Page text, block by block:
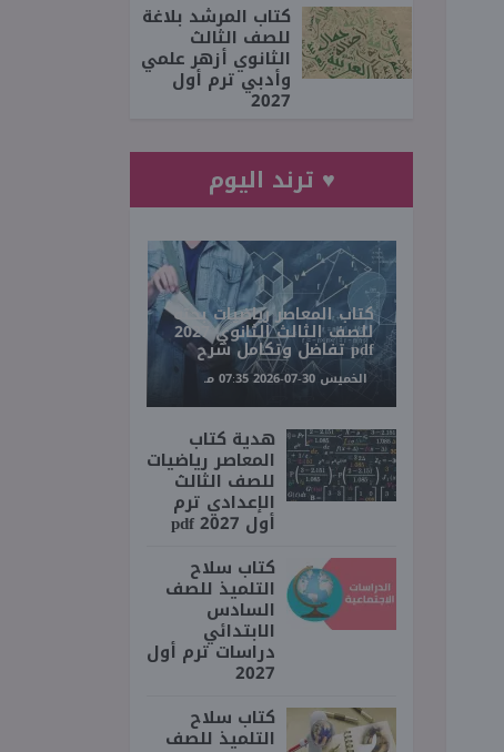
كتاب المرشد بلاغة
للصف الثالث
الثانوي أزهر علمي
وأدبي ترم أول
2027
♥ ترند اليوم
كتاب المعاصر رياضيات بحته
للصف الثالث الثانوي 2027
pdf تفاضل وتكامل شرح
الخميس 30-07-2026 07:35 مـ
هدية كتاب
المعاصر رياضيات
للصف الثالث
الإعدادي ترم
أول 2027 pdf
كتاب سلاح
التلميذ للصف
السادس
الابتدائي
دراسات ترم أول
2027
كتاب سلاح
التلميذ للصف